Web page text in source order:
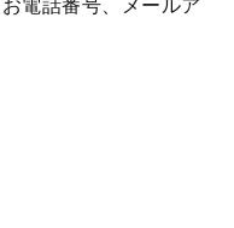
電話番号、メールア